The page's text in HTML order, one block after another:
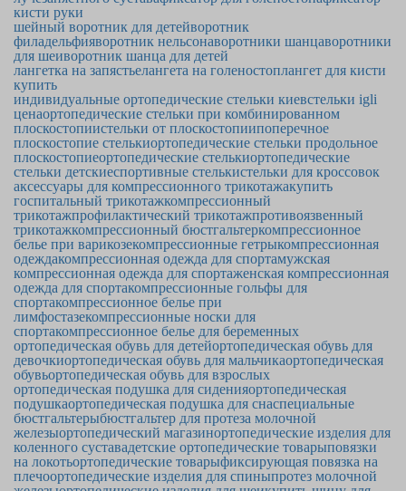
кисти руки
шейный воротник для детейворотник
филадельфияворотник нельсонаворотники шанцаворотники
для шеиворотник шанца для детей
лангетка на запястьелангета на голеностоплангет для кисти
купить
индивидуальные ортопедические стельки киевстельки igli
ценаортопедические стельки при комбинированном
плоскостопиистельки от плоскостопиипоперечное
плоскостопие стелькиортопедические стельки продольное
плоскостопиеортопедические стелькиортопедические
стельки детскиеспортивные стелькистельки для кроссовок
аксессуары для компрессионного трикотажакупить
госпитальный трикотажкомпрессионный
трикотажпрофилактический трикотажпротивоязвенный
трикотажкомпрессионный бюстгальтеркомпрессионное
белье при варикозекомпрессионные гетрыкомпрессионная
одеждакомпрессионная одежда для спортамужская
компрессионная одежда для спортаженская компрессионная
одежда для спортакомпрессионные гольфы для
спортакомпрессионное белье при
лимфостазекомпрессионные носки для
спортакомпрессионное белье для беременных
ортопедическая обувь для детейортопедическая обувь для
девочкиортопедическая обувь для мальчикаортопедическая
обувьортопедическая обувь для взрослых
ортопедическая подушка для сиденияортопедическая
подушкаортопедическая подушка для снаспециальные
бюстгальтерыбюстгальтер для протеза молочной
железыортопедический магазинортопедические изделия для
коленного суставадетские ортопедические товарыповязки
на локотьортопедические товарыфиксирующая повязка на
плечоортопедические изделия для спиныпротез молочной